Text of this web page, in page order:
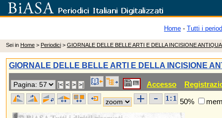
Home - Tutti i
Sei in Home > Periodici > GIORNALE DELLE BELLE ARTI E DELLA INCISIONE
GIORNALE DELLE BELLE ARTI E DELLA INCISIONE
Accesso
50%